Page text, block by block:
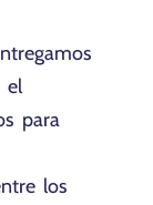
el
para
los